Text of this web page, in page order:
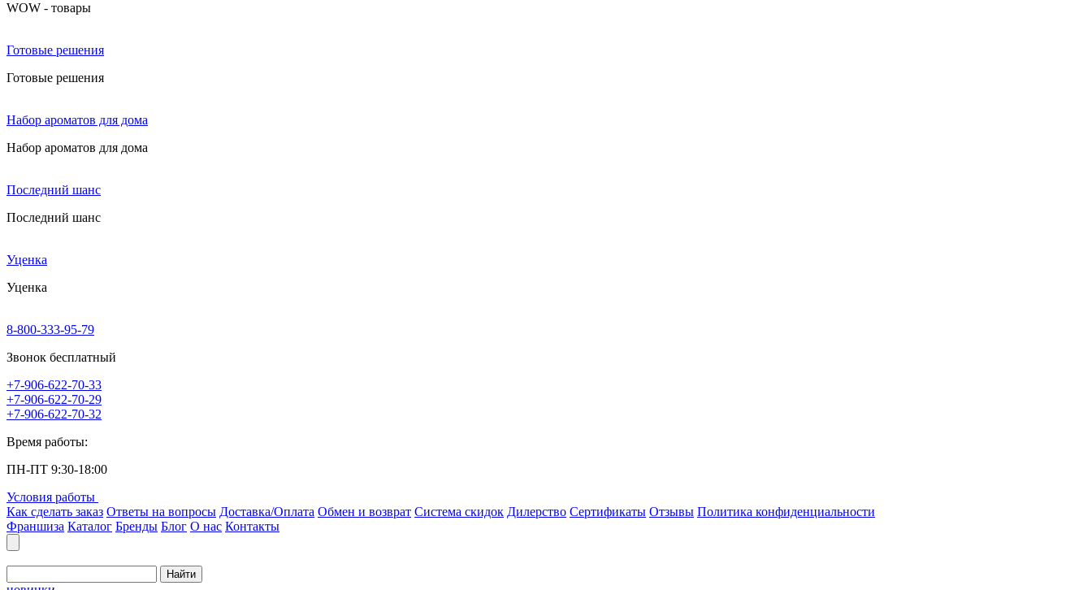
WOW - товары
Готовые решения
Готовые решения
Набор ароматов для дома
Набор ароматов для дома
Последний шанс
Последний шанс
Уценка
Уценка
8-800-333-95-79
Звонок бесплатный
+7-906-622-70-33
+7-906-622-70-29
+7-906-622-70-32
Время работы:
ПН-ПТ 9:30-18:00
Условия работы
Как сделать заказ Ответы на вопросы Доставка/Оплата Обмен и возврат Система скидок Дилерство Сертификаты Отзывы Политика конфиденциальности
Франшиза Каталог Бренды Блог О нас Контакты
Найти